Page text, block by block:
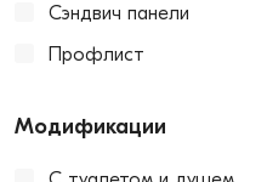
Сэндвич панели
Профлист
Модификации